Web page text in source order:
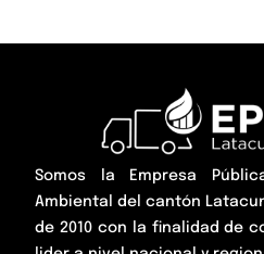
Somos la Empresa
Ambiental del cantón
de 2010 con la finalidad de